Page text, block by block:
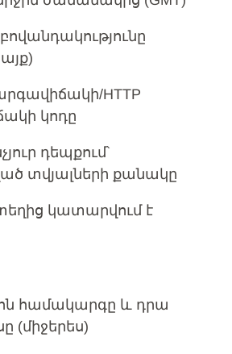
HTTP
կոդը
դեպքում՝
տվյալների քանակը
կատարվում է
համակարգը և դրա
(միջերես)